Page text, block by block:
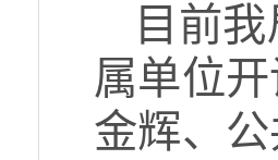
目前
属单位
金辉、